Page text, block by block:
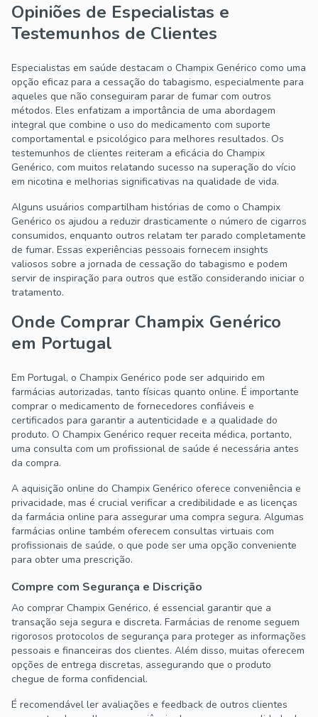
Opiniões de Especialistas e
Testemunhos de Clientes
Especialistas em saúde destacam o Champix Genérico como uma
opção eficaz para a cessação do tabagismo, especialmente para
aqueles que não conseguiram parar de fumar com outros
métodos. Eles enfatizam a importância de uma abordagem
integral que combine o uso do medicamento com suporte
comportamental e psicológico para melhores resultados. Os
testemunhos de clientes reiteram a eficácia do Champix
Genérico, com muitos relatando sucesso na superação do vício
em nicotina e melhorias significativas na qualidade de vida.
Alguns usuários compartilham histórias de como o Champix
Genérico os ajudou a reduzir drasticamente o número de cigarros
consumidos, enquanto outros relatam ter parado completamente
de fumar. Essas experiências pessoais fornecem insights
valiosos sobre a jornada de cessação do tabagismo e podem
servir de inspiração para outros que estão considerando iniciar o
tratamento.
Onde Comprar Champix Genérico
em Portugal
Em Portugal, o Champix Genérico pode ser adquirido em
farmácias autorizadas, tanto físicas quanto online. É importante
comprar o medicamento de fornecedores confiáveis e
certificados para garantir a autenticidade e a qualidade do
produto. O Champix Genérico requer receita médica, portanto,
uma consulta com um profissional de saúde é necessária antes
da compra.
A aquisição online do Champix Genérico oferece conveniência e
privacidade, mas é crucial verificar a credibilidade e as licenças
da farmácia online para assegurar uma compra segura. Algumas
farmácias online também oferecem consultas virtuais com
profissionais de saúde, o que pode ser uma opção conveniente
para obter uma prescrição.
Compre com Segurança e Discrição
Ao comprar Champix Genérico, é essencial garantir que a
transação seja segura e discreta. Farmácias de renome seguem
rigorosos protocolos de segurança para proteger as informações
pessoais e financeiras dos clientes. Além disso, muitas oferecem
opções de entrega discretas, assegurando que o produto
chegue de forma confidencial.
É recomendável ler avaliações e feedback de outros clientes